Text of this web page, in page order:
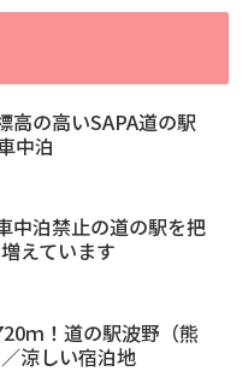
高の高いSAPA道の駅
中泊
中泊禁止の道の駅を把
えています
ｍ！道の駅波野（熊
涼しい宿泊地